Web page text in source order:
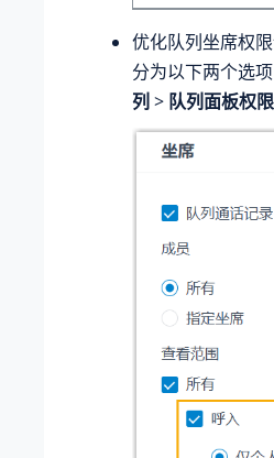
优化队列坐席权
分为以下两个选项
列 > 队列面板权